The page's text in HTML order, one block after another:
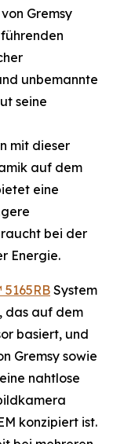
Gremsy
unbemannte
seine
mit dieser
auf dem
eine
bei der
Energie.
System
das auf dem
basiert, und
Gremsy sowie
nahtlose
konzipiert ist.